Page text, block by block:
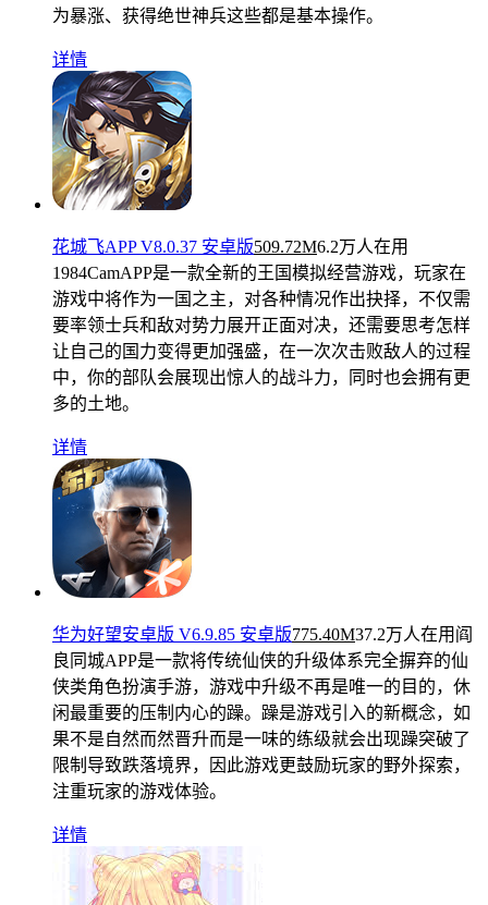
为暴涨、获得绝世神兵这些都是基本操作。
详情
花城飞APP V8.0.37 安卓版509.72M6.2万人在用
1984CamAPP是一款全新的王国模拟经营游戏，玩家在
游戏中将作为一国之主，对各种情况作出抉择，不仅需
要率领士兵和敌对势力展开正面对决，还需要思考怎样
让自己的国力变得更加强盛，在一次次击败敌人的过程
中，你的部队会展现出惊人的战斗力，同时也会拥有更
多的土地。
详情
华为好望安卓版 V6.9.85 安卓版775.40M37.2万人在用 阎
良同城APP是一款将传统仙侠的升级体系完全摒弃的仙
侠类角色扮演手游，游戏中升级不再是唯一的目的，休
闲最重要的压制内心的躁。躁是游戏引入的新概念，如
果不是自然而然晋升而是一味的练级就会出现躁突破了
限制导致跌落境界，因此游戏更鼓励玩家的野外探索，
注重玩家的游戏体验。
详情